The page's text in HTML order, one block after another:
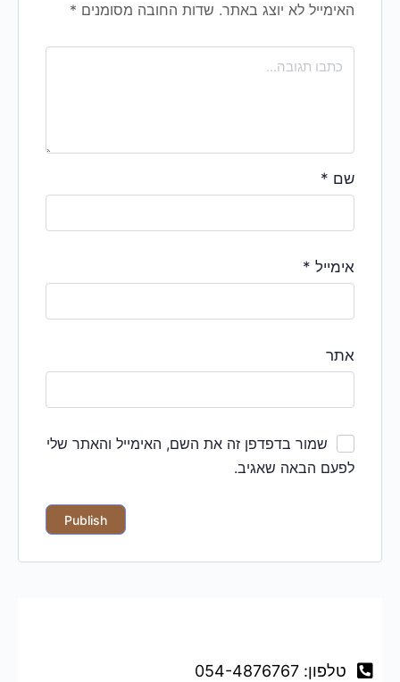
האימייל לא יוצג באתר. שדות החובה מסומנים*
אימייל*
שמור בדפדפן זה את השם, האימייל והאתר שלי
לפעם הבאה שאגיב.
טלפון: 054-4876767